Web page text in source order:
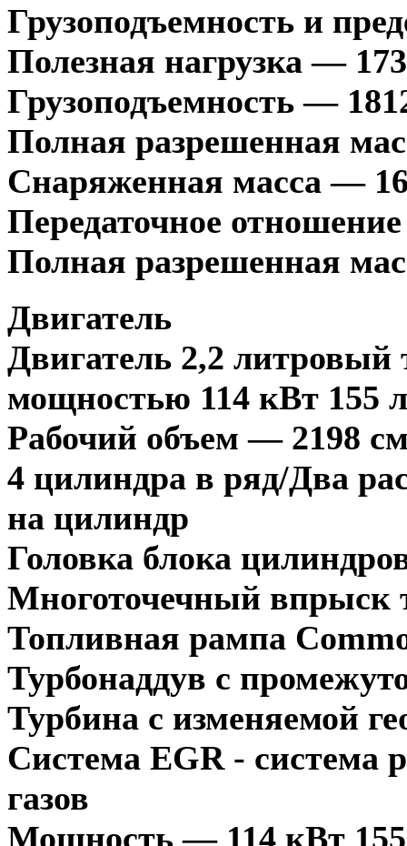
Грузоподъемность и
Полезная нагрузка —
Грузоподъемность —
Полная разрешенная
Снаряженная масса —
Передаточное
Полная разрешенная
Двигатель
Двигатель 2,2
мощностью 114 кВт 155
Рабочий объем — 2198
4 цилиндра в ряд/Два
на цилиндр
Головка блока
Многоточечный впрыск
Топливная рампа
Турбонаддув с
Турбина с изменяемой
Система EGR - система
газов
Мощность — 114 кВт